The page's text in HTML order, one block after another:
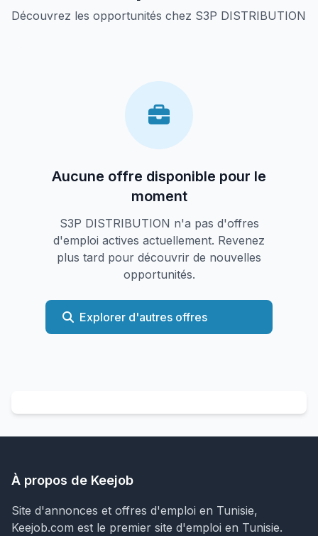
Découvrez les opportunités chez S3P DISTRIBUTION
Aucune offre disponible pour le
moment
S3P DISTRIBUTION n'a pas d'offres
d'emploi actives actuellement. Revenez
plus tard pour découvrir de nouvelles
opportunités.
Explorer d'autres offres
À propos de Keejob
Site d'annonces et offres d'emploi en Tunisie,
Keejob.com est le premier site d'emploi en Tunisie.